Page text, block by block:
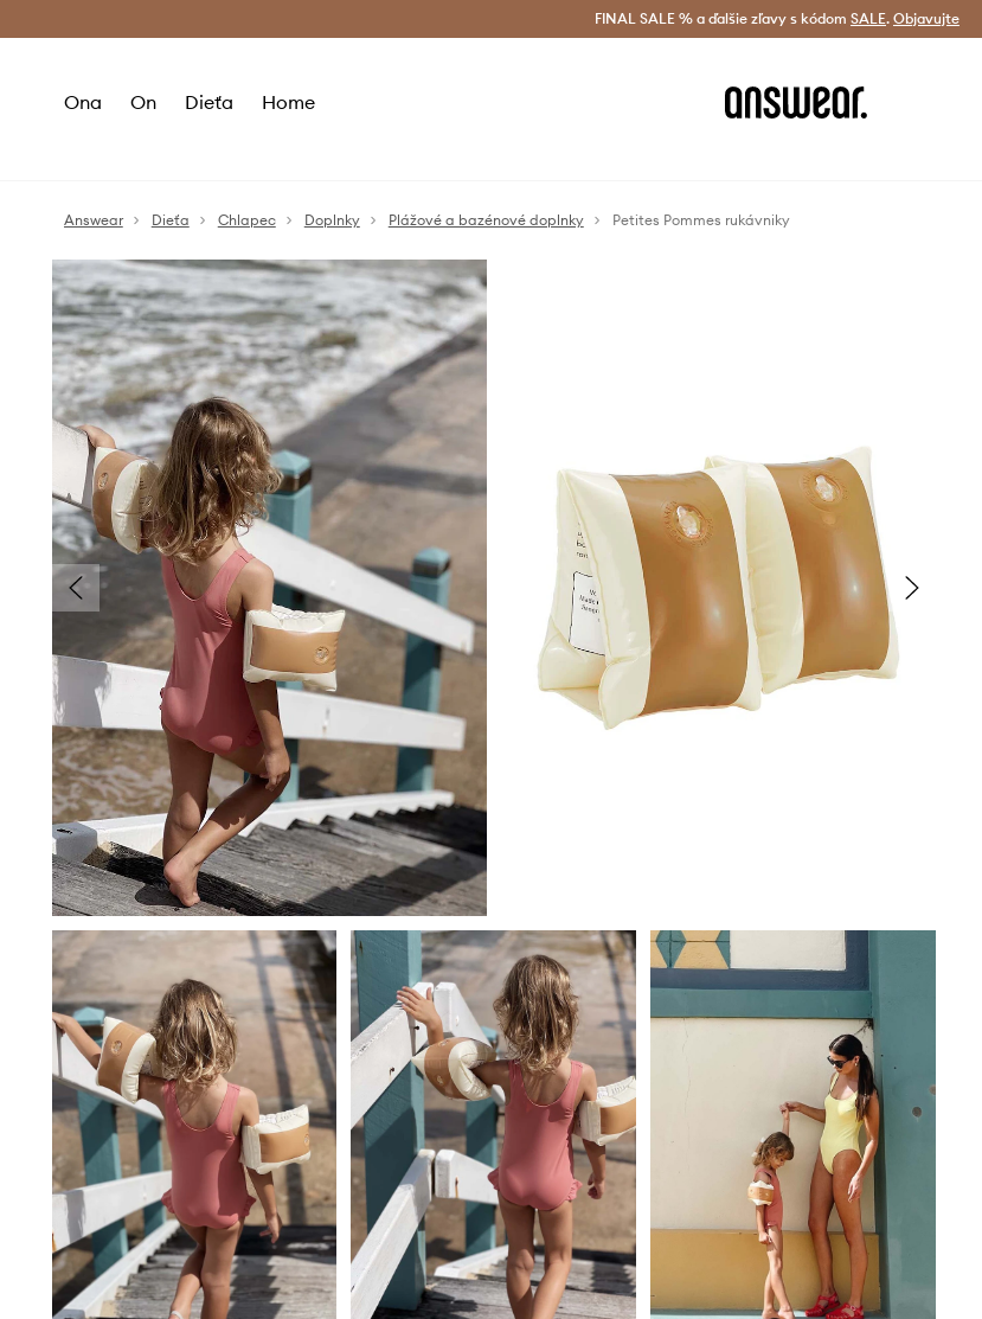
Bezplatná doprava od 60 € > Doručenie aj do 24 h >
FINAL SALE % a ďalšie zľavy s kódom SALE. Objavujte
Ona On Dieťa Home
Answear Dieťa Chlapec Doplnky Plážové a bazénové doplnky Petites Pommes rukávniky